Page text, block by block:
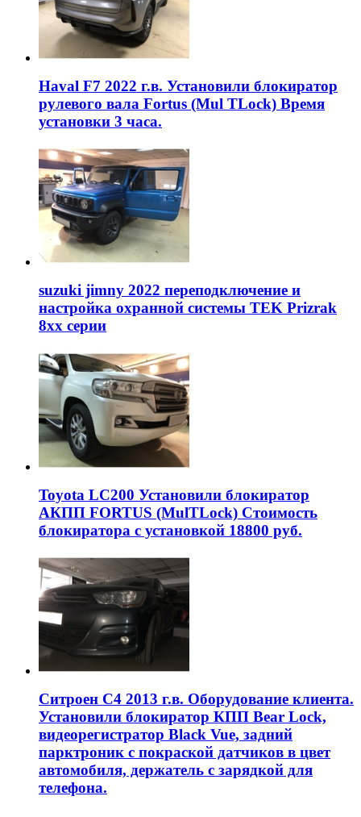
Haval F7 2022 г.в. Установили блокиратор
рулевого вала Fortus (Mul TLock) Время
установки 3 часа.
suzuki jimny 2022 переподключение и
настройка охранной системы TEK Prizrak
8xx серии
Toyota LC200 Установили блокиратор
АКПП FORTUS (MulTLock) Стоимость
блокиратора с установкой 18800 руб.
Ситроен С4 2013 г.в. Оборудование клиента.
Установили блокиратор КПП Bear Lock,
видеорегистратор Black Vue, задний
парктроник с покраской датчиков в цвет
автомобиля, держатель с зарядкой для
телефона.